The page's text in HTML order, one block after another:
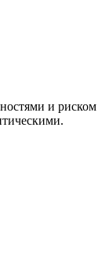
и риском